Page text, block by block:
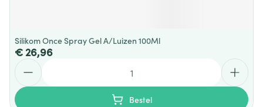
Silikom Once Spray Gel A/Luizen 100Ml
€ 26,96
Bestel